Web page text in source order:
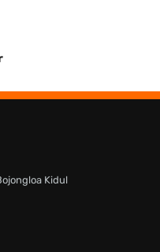
Kidul